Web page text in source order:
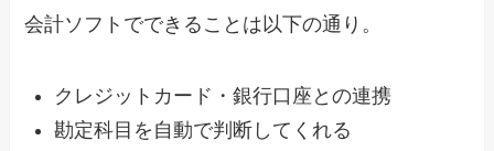
会計ソフトでできることは以下の通り。
クレジットカード・銀行口座との連携
勘定科目を自動で判断してくれる